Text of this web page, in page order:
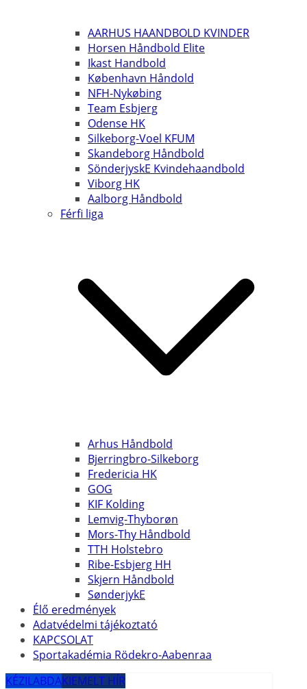
AARHUS HAANDBOLD KVINDER
Horsen Håndbold Elite
Ikast Handbold
København Håndold
NFH-Nykøbing
Team Esbjerg
Odense HK
Silkeborg-Voel KFUM
Skandeborg Håndbold
SönderjyskE Kvindehaandbold
Viborg HK
Aalborg Håndbold
Férfi liga
Arhus Håndbold
Bjerringbro-Silkeborg
Fredericia HK
GOG
KIF Kolding
Lemvig-Thyborøn
Mors-Thy Håndbold
TTH Holstebro
Ribe-Esbjerg HH
Skjern Håndbold
SønderjykE
Élő eredmények
Adatvédelmi tájékoztató
KAPCSOLAT
Sportakadémia Rödekro-Aabenraa
KÉZILABDAKIEMELT HÍR